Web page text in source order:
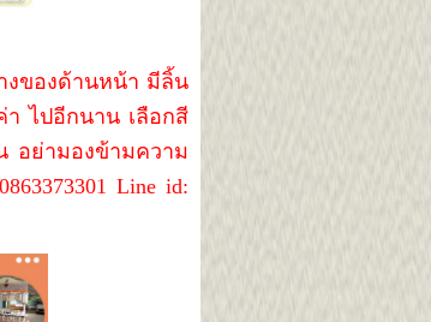
งของด้านหน้า มีลิ้น
ไปอีกนาน เลือกสี
อย่ามองข้ามความ
Line id: